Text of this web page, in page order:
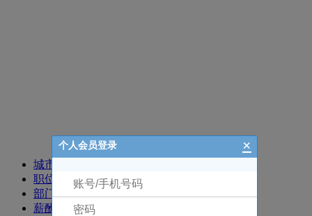
招聘职位
城市
职位
部门
薪酬
个人会员登录 ×